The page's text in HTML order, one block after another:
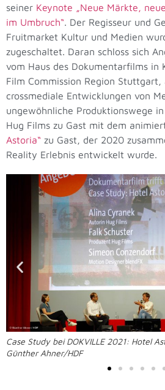
seiner Keynote „Neue Märkte,
im Umbruch“. Der Regisseur und
Fruitmarket Kultur und Medien
zugeschaltet. Daran schloss sich
vom Haus des Dokumentarfilms in
Film Commission Region
crossmediale Entwicklungen von
ungewöhnliche Produktionswege
Hug Films zu Gast mit dem
Astoria“ zu Gast, der 2020
Reality Erlebnis entwickelt wurde.
Case Study bei DOKVILLE 2021: Hotel
Günther Ahner/HDF